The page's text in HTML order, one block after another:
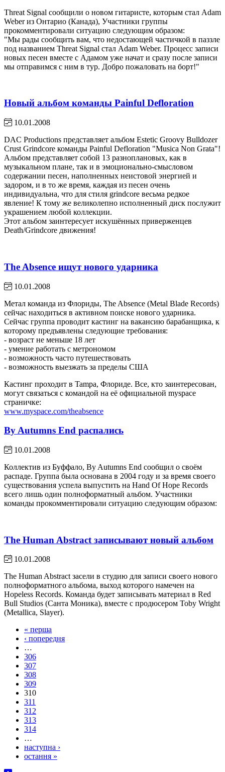
Threat Signal сообщили о новом гитаристе, которым стал Adam
Weber из Онтарио (Канада), Участники группы
прокомментировали ситуацию следующим образом:
"Мы рады сообщить вам, что недостающей частичкой в паззле
под названием Threat Signal стал Adam Weber. Процесс записи
новых песен вместе с Адамом уже начат и сразу после записи
мы отправимся с ним в тур. Добро пожаловать на борт!"
Новый альбом команды Painful Defloration
10.01.2008
DAC Productions представляет альбом Estetic Groovy Bulldozer
Crust Grindcore команды Painful Defloration "Musica Non Grata"!
Альбом представляет собой 13 разноплановых, как в
музыкальном плане, так и в эмоционально-смысловом
содержании песен, наполненных неистовой энергией и
задором, и в то же время, каждая из песен очень
индивидуальна, что для стиля grindcore весьма редкое
явление! К тому же великолепно исполненный диск послужит
украшением любой коллекции.
Этот альбом заинтересует искушённых приверженцев
Death/Grindcore движения!
The Absence ищут нового ударника
10.01.2008
Метал команда из Флориды, The Absence (Metal Blade Records)
сейчас находиться в активном поиске нового ударника.
Сейчас группа проводит кастинг на вакансию барабанщика, к
которому предъявлены следующие требования:
- возраст не меньше 18 лет
- умение работать с метрономом
- возможность часто путешествовать
- возможность выезжать за пределы США
Кастинг проходит в Tampa, Флориде. Все, кто заинтересован,
могут связаться с командой на её официальной myspace
страничке:
www.myspace.com/theabsence
By Autumns End распались
10.01.2008
Коллектив из Буффало, By Autumns End сообщил о своём
распаде. Группа была основана в 2004 году и за время своего
существования успела выпустить на Hand Of Hope Records
всего лишь один полноформатный альбом. Участники
команды прокомментировали ситуацию следующим образом:
The Human Abstract записывают новый альбом
10.01.2008
The Human Abstract засели в студию для записи своего нового
полноформатного альбома, выход которого намечен на
Hopeless Records. Команда будет записывать материал в Red
Bull Studios (Санта Моника), вместе с продюсером Toby Wright
(Metallica, Slayer).
« перша
‹ попередня
…
306
307
308
309
310
311
312
313
314
…
наступна ›
остання »